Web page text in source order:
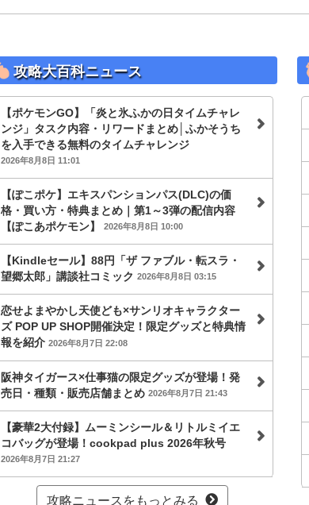
攻略大百科ニュース
【ポケモンGO】「炎と氷ふかの日タイムチャレ
ンジ」タスク内容・リワードまとめ│ふかそうち
を入手できる無料のタイムチャレンジ
2026年8月8日 11:01
【ぽこポケ】エキスパンションパス(DLC)の価
格・買い方・特典まとめ｜第1～3弾の配信内容
【ぽこあポケモン】
2026年8月8日 10:00
【Kindleセール】88円「ザ ファブル・転スラ・
望郷太郎」講談社コミック 2026年8月8日 03:15
恋せよまやかし天使ども×サンリオキャラクター
ズ POP UP SHOP開催決定！限定グッズと特典情
報を紹介 2026年8月7日 22:08
阪神タイガース×仕事猫の限定グッズが登場！発
売日・種類・販売店舗まとめ 2026年8月7日 21:43
【豪華2大付録】ムーミンシール＆リトルミイエ
コバッグが登場！cookpad plus 2026年秋号
2026年8月7日 21:27
攻略ニュースをもっとみる